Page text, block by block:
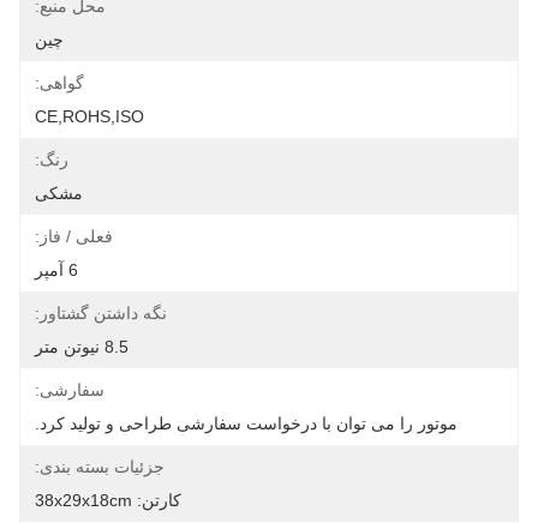
محل منبع:
چین
گواهی:
CE,ROHS,ISO
رنگ:
مشکی
فعلی / فاز:
نگه داشتن گشتاور:
8.5 نیوتن متر
سفارشی:
موتور را می توان با درخواست سفارشی طراحی و تولید کرد.
جزئیات بسته بندی:
کارتن: 38x29x18cm